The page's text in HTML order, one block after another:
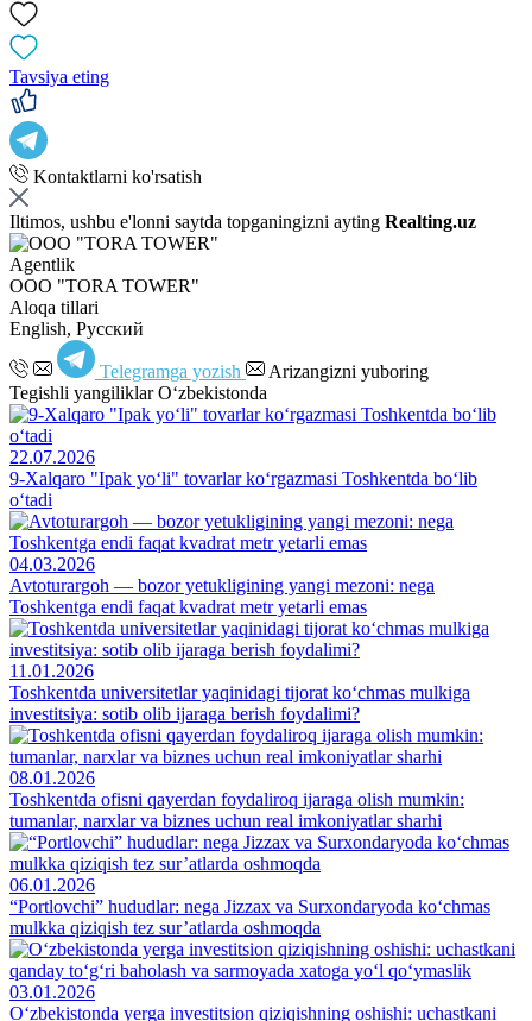
Tavsiya eting
Kontaktlarni ko'rsatish
Iltimos, ushbu e'lonni saytda topganingizni ayting Realting.uz
Agentlik
OOO "TORA TOWER"
Aloqa tillari
English, Русский
Telegramga yozish
Arizangizni yuboring
Tegishli yangiliklar O‘zbekistonda
22.07.2026
9-Xalqaro "Ipak yo‘li" tovarlar ko‘rgazmasi Toshkentda bo‘lib
o‘tadi
04.03.2026
Avtoturargoh — bozor yetukligining yangi mezoni: nega
Toshkentga endi faqat kvadrat metr yetarli emas
11.01.2026
Toshkentda universitetlar yaqinidagi tijorat ko‘chmas mulkiga
investitsiya: sotib olib ijaraga berish foydalimi?
08.01.2026
Toshkentda ofisni qayerdan foydaliroq ijaraga olish mumkin:
tumanlar, narxlar va biznes uchun real imkoniyatlar sharhi
06.01.2026
“Portlovchi” hududlar: nega Jizzax va Surxondaryoda ko‘chmas
mulkka qiziqish tez sur’atlarda oshmoqda
03.01.2026
O‘zbekistonda yerga investitsion qiziqishning oshishi: uchastkani